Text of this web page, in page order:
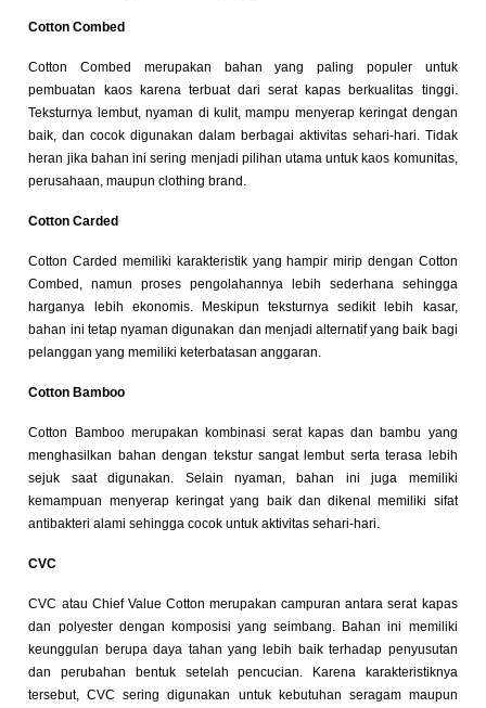
Cotton Combed
Cotton Combed merupakan bahan yang paling populer untuk
pembuatan kaos karena terbuat dari serat kapas berkualitas tinggi.
Teksturnya lembut, nyaman di kulit, mampu menyerap keringat dengan
baik, dan cocok digunakan dalam berbagai aktivitas sehari-hari. Tidak
heran jika bahan ini sering menjadi pilihan utama untuk kaos komunitas,
perusahaan, maupun clothing brand.
Cotton Carded
Cotton Carded memiliki karakteristik yang hampir mirip dengan Cotton
Combed, namun proses pengolahannya lebih sederhana sehingga
harganya lebih ekonomis. Meskipun teksturnya sedikit lebih kasar,
bahan ini tetap nyaman digunakan dan menjadi alternatif yang baik bagi
pelanggan yang memiliki keterbatasan anggaran.
Cotton Bamboo
Cotton Bamboo merupakan kombinasi serat kapas dan bambu yang
menghasilkan bahan dengan tekstur sangat lembut serta terasa lebih
sejuk saat digunakan. Selain nyaman, bahan ini juga memiliki
kemampuan menyerap keringat yang baik dan dikenal memiliki sifat
antibakteri alami sehingga cocok untuk aktivitas sehari-hari.
CVC
CVC atau Chief Value Cotton merupakan campuran antara serat kapas
dan polyester dengan komposisi yang seimbang. Bahan ini memiliki
keunggulan berupa daya tahan yang lebih baik terhadap penyusutan
dan perubahan bentuk setelah pencucian. Karena karakteristiknya
tersebut, CVC sering digunakan untuk kebutuhan seragam maupun